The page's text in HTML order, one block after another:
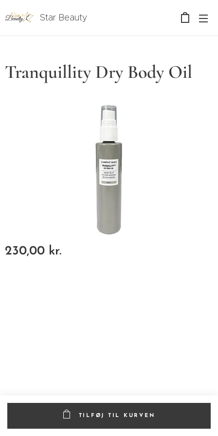
Star Beauty
Tranquillity Dry Body Oil
230,00 kr.
TILFØJ TIL KURVEN